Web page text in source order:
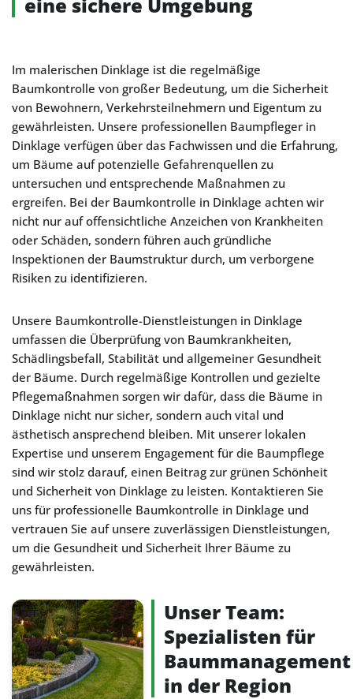
Im malerischen Dinklage ist die regelmäßige
Baumkontrolle von großer Bedeutung, um die Sicherheit
von Bewohnern, Verkehrsteilnehmern und Eigentum zu
gewährleisten. Unsere professionellen Baumpfleger in
Dinklage verfügen über das Fachwissen und die Erfahrung,
um Bäume auf potenzielle Gefahrenquellen zu
untersuchen und entsprechende Maßnahmen zu
ergreifen. Bei der Baumkontrolle in Dinklage achten wir
nicht nur auf offensichtliche Anzeichen von Krankheiten
oder Schäden, sondern führen auch gründliche
Inspektionen der Baumstruktur durch, um verborgene
Risiken zu identifizieren.
Unsere Baumkontrolle-Dienstleistungen in Dinklage
umfassen die Überprüfung von Baumkrankheiten,
Schädlingsbefall, Stabilität und allgemeiner Gesundheit
der Bäume. Durch regelmäßige Kontrollen und gezielte
Pflegemaßnahmen sorgen wir dafür, dass die Bäume in
Dinklage nicht nur sicher, sondern auch vital und
ästhetisch ansprechend bleiben. Mit unserer lokalen
Expertise und unserem Engagement für die Baumpflege
sind wir stolz darauf, einen Beitrag zur grünen Schönheit
und Sicherheit von Dinklage zu leisten. Kontaktieren Sie
uns für professionelle Baumkontrolle in Dinklage und
vertrauen Sie auf unsere zuverlässigen Dienstleistungen,
um die Gesundheit und Sicherheit Ihrer Bäume zu
gewährleisten.
Unser Team:
Spezialisten für
Baummanagement
in der Region